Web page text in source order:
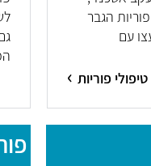
הגבר
עם
פוריות